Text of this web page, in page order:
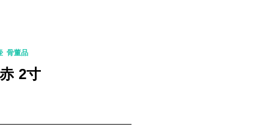
骨董品
2寸